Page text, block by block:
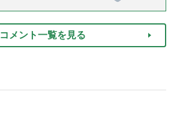
コメント一覧を見る